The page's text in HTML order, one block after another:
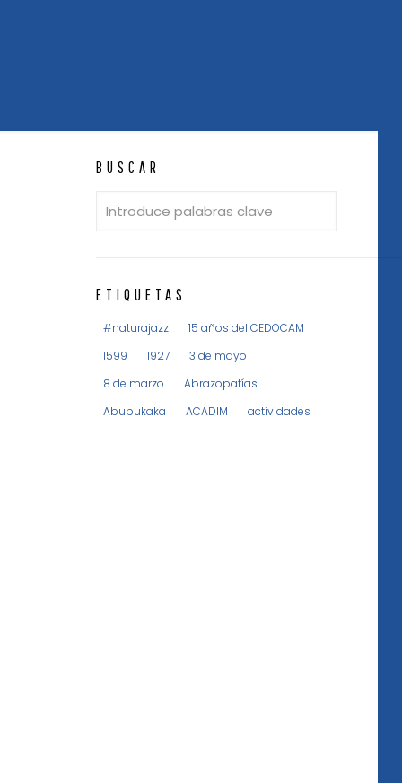
BUSCAR
ETIQUETAS
#naturajazz
15 años del CEDOCAM
1599
1927
3 de mayo
8 de marzo
Abrazopatías
Abubukaka
ACADIM actividades